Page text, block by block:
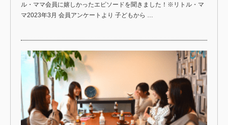
ル・ママ会員に嬉しかったエピソードを聞きました！※リトル・マ
マ2023年3月 会員アンケートより 子どもから …